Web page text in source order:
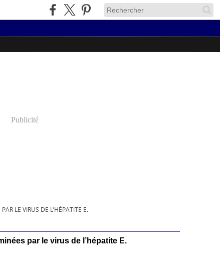
Publicité
LE VIRUS DE L’HÉPATITE E.
par le virus de l’hépatite E.